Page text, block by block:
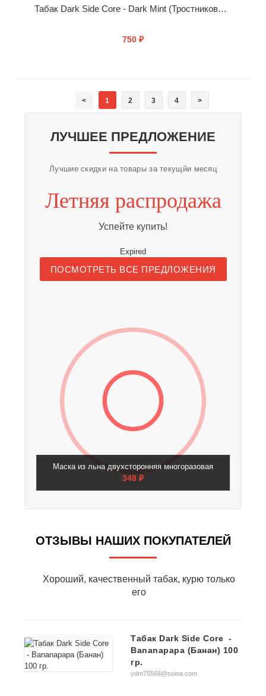
Табак Dark Side Core - Dark Mint (Тростниковая мята) 100 гр.
750 ₽
< 1 2 3 4 >
ЛУЧШЕЕ ПРЕДЛОЖЕНИЕ
Лучшие скидки на товары за текущйи месяц
Летняя распродажа
Успейте купить!
Expired
ПОСМОТРЕТЬ ВСЕ ПРЕДЛОЖЕНИЯ
Маска из льна двухсторонняя многоразовая
348 ₽
ОТЗЫВЫ НАШИХ ПОКУПАТЕЛЕЙ
Хороший, качественный табак, курю только
его
Табак Dark Side Core -
Bananapapa (Банан) 100
гр.
ydm75568@soioa.com